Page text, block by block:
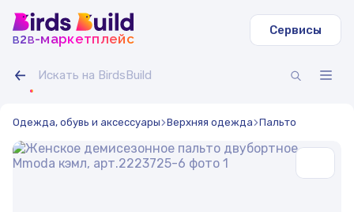
b2b-маркетплейс
Сервисы
Одежда, обувь и аксессуары Верхняя одежда Пальто